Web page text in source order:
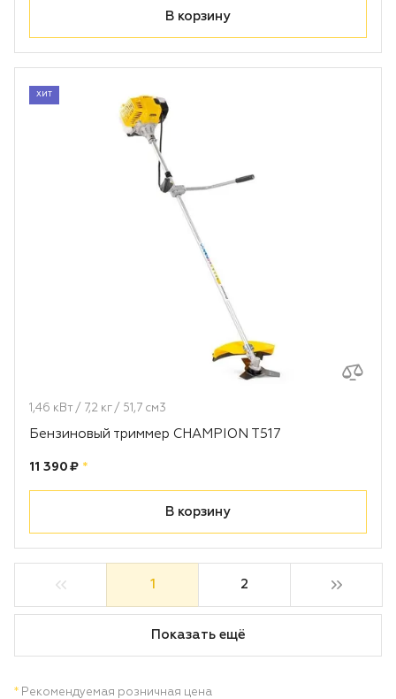
В корзину
ХИТ
1,46 кВт / 7,2 кг / 51,7 см3
Бензиновый триммер CHAMPION T517
Цена:
11 390 ₽ рублей
*
В корзину
1 2
Показать ещё
* Рекомендуемая розничная цена